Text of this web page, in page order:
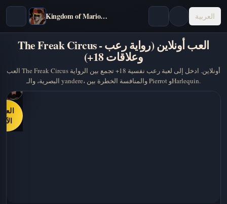
Kingdom of Marionettes العربية
The Freak Circus - العب أونلاين (رواية رعب
وعلاقات 18+)
العب The Freak Circus أونلاين. ادخل إلى لعبة رعب نفسية 18+ تجمع بين الرواية
البصرية، والـ yandere، والمنافسة الخطرة بين Pierrot وHarlequin.
الآن